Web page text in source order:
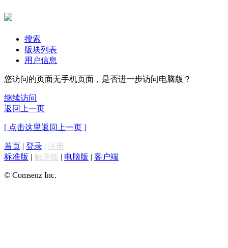
搜索
版块列表
用户信息
您访问的页面无手机页面，是否进一步访问电脑版？
继续访问
返回上一页
[ 点击这里返回上一页 ]
首页 | 登录 | 注册
标准版 | 触屏版 | 电脑版 | 客户端
© Comsenz Inc.